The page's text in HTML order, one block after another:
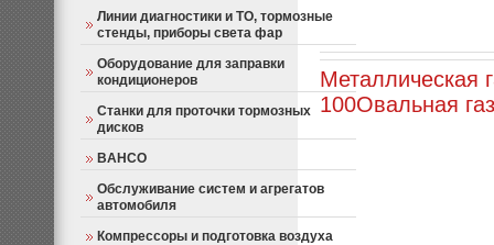
Линии диагностики и ТО, тормозные
стенды, приборы света фар
Оборудование для заправки
кондиционеров
Станки для проточки тормозных
дисков
BAHCO
Обслуживание систем и агрегатов
автомобиля
Компрессоры и подготовка воздуха
Металлическая
100Овальная